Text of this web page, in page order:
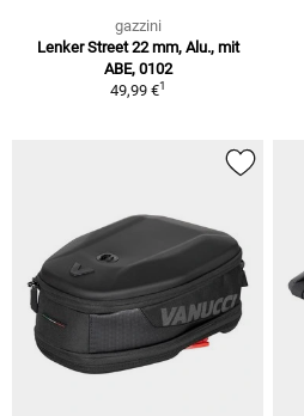
gazzini
Lenker Street 22 mm, Alu., mit
ABE, 0102
49,99 €1